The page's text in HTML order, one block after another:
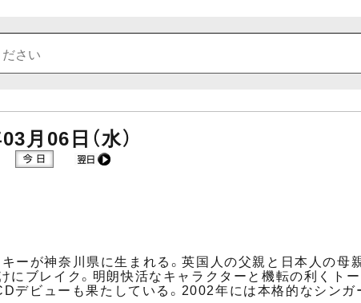
月06日（水）
ーが神奈川県に生まれる。英国人の父親と日本人の母
にブレイク。明朗快活なキャラクターと機転の利くト
デビューも果たしている。2002年には本格的なシン